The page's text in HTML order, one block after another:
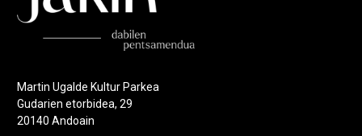
Martin Ugalde Kultur Parkea
Gudarien etorbidea, 29
20140 Andoain